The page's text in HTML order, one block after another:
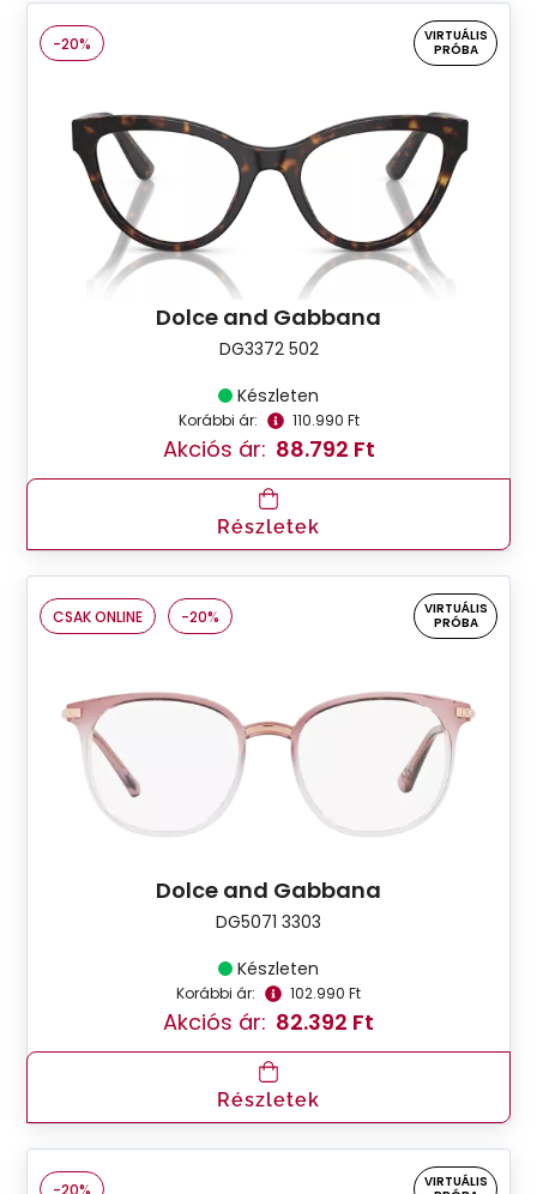
-20%
VIRTUÁLIS
PRÓBA
Dolce and Gabbana
DG3372 502
Készleten
Korábbi ár: 110.990 Ft
Akciós ár: 88.792 Ft
Részletek
CSAK ONLINE -20%
VIRTUÁLIS
PRÓBA
Dolce and Gabbana
DG5071 3303
Készleten
Korábbi ár: 102.990 Ft
Akciós ár: 82.392 Ft
Részletek
-20%
VIRTUÁLIS